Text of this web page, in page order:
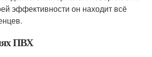
эффективности он находит всё
ПВХ